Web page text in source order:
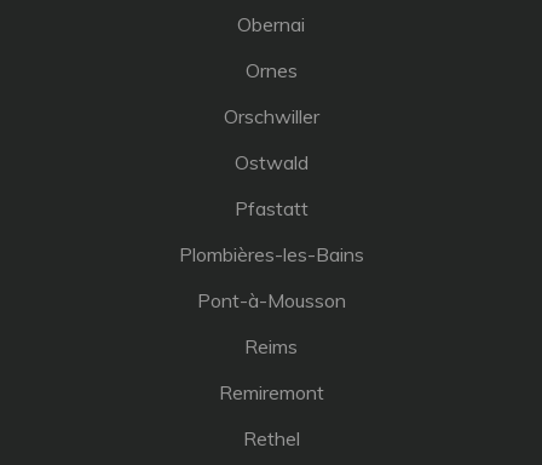
Obernai
Ornes
Orschwiller
Ostwald
Pfastatt
Plombières-les-Bains
Pont-à-Mousson
Reims
Remiremont
Rethel